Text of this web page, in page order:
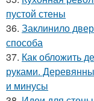
пустой стены
36. Заклинило
способа
37. Как обложить
руками.
и минусы